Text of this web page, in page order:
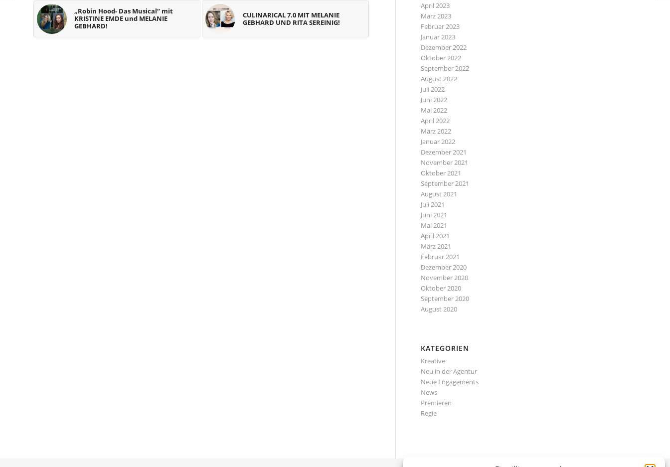
„Robin Hood- Das Musical“ mit
KRISTINE EMDE und MELANIE
GEBHARD!
CULINARICAL 7.0 MIT MELANIE
GEBHARD UND RITA SEREINIG!
April 2023
März 2023
Februar 2023
Januar 2023
Dezember 2022
Oktober 2022
September 2022
August 2022
Juli 2022
Juni 2022
Mai 2022
April 2022
März 2022
Januar 2022
Dezember 2021
November 2021
Oktober 2021
September 2021
August 2021
Juli 2021
Juni 2021
Mai 2021
April 2021
März 2021
Februar 2021
Dezember 2020
November 2020
Oktober 2020
September 2020
August 2020
KATEGORIEN
Kreative
Neu in der Agentur
Neue Engagements
News
Premieren
Regie